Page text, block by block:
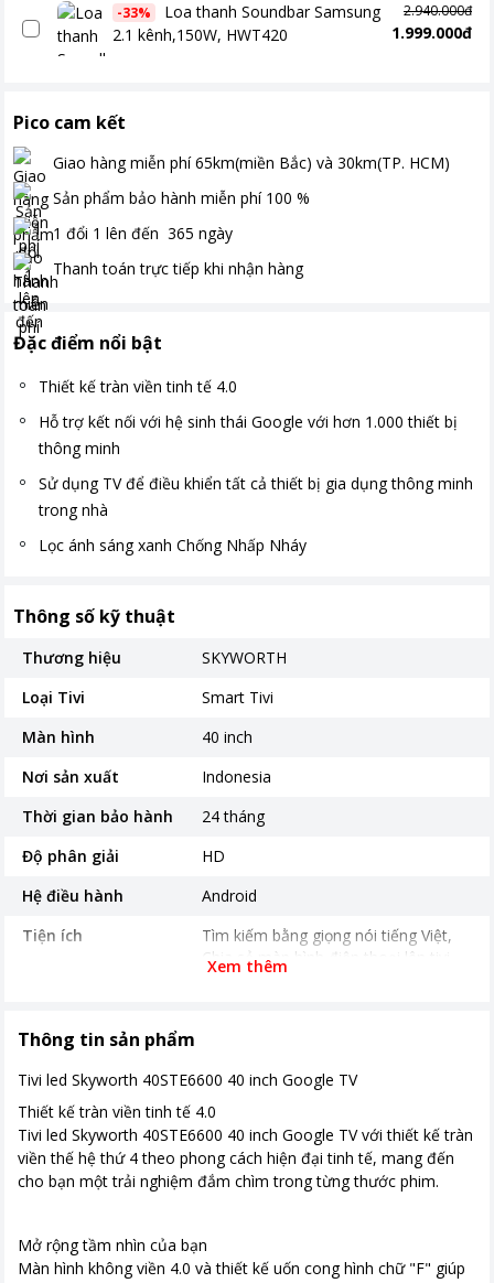
-33%
Loa thanh Soundbar Samsung
2.1 kênh,150W, HWT420
2.940.000đ
1.999.000đ
Pico cam kết
Giao hàng miễn phí 65km(miền Bắc) và 30km(TP. HCM)
Sản phẩm bảo hành miễn phí 100 %
1 đổi 1 lên đến 365 ngày
Thanh toán trực tiếp khi nhận hàng
Đặc điểm nổi bật
Thiết kế tràn viền tinh tế 4.0
Hỗ trợ kết nối với hệ sinh thái Google với hơn 1.000 thiết bị
thông minh
Sử dụng TV để điều khiển tất cả thiết bị gia dụng thông minh
trong nhà
Lọc ánh sáng xanh Chống Nhấp Nháy
Thông số kỹ thuật
Thương hiệu
SKYWORTH
Loại Tivi
Smart Tivi
Màn hình
40 inch
Nơi sản xuất
Indonesia
Thời gian bảo hành
24 tháng
Độ phân giải
HD
Hệ điều hành
Android
Tiện ích
Tìm kiếm bằng giọng nói tiếng Việt
Chia sẻ màn hình điện thoại lên tivi
Trợ lý ảo Google Assistant
Khối lượng có chân
5.2kg
Kích thước không chânUpdate
Công nghệ hình ảnh
Trochilus Extreme 2.0
Xem thêm
Thông tin sản phẩm
Tivi led Skyworth 40STE6600 40 inch Google TV
Thiết kế tràn viền tinh tế 4.0
Tivi led Skyworth 40STE6600 40 inch Google TV với thiết kế tràn
viền thế hệ thứ 4 theo phong cách hiện đại tinh tế, mang đến
cho bạn một trải nghiệm đắm chìm trong từng thước phim.
Mở rộng tầm nhìn của bạn
Màn hình không viền 4.0 và thiết kế uốn cong hình chữ "F" giúp